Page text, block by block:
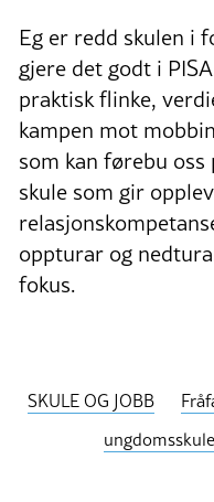
Eg er redd skulen i
gjere det godt i
praktisk flinke,
kampen mot
som kan førebu
skule som gir
oppturar og
fokus.
SKULE OG JOBB
ungdomsskule